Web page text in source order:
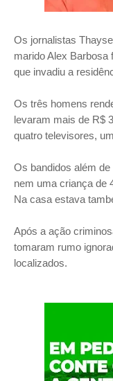
Os jornalistas
marido Alex
que invadiu a
Os três homens
levaram mais de R$
quatro televisores,
Os bandidos além
nem uma criança de
Na casa estava
Após a ação
tomaram rumo
localizados.